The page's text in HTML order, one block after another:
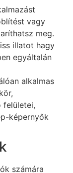
vagy
meg.
illatot hagy
egyáltalán
alkalmas
felületei,
képernyők
számára